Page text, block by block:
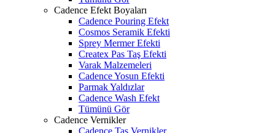
Cadence Efekt Boyaları
Cadence Pouring Efekt
Cosmos Seramik Efekti
Sprey Mermer Efekti
Createx Pas Taş Efekti
Varak Malzemeleri
Cadence Yosun Efekti
Parmak Yaldızlar
Cadence Wash Efekt
Tümünü Gör
Cadence Vernikler
Cadence Taş Vernikler